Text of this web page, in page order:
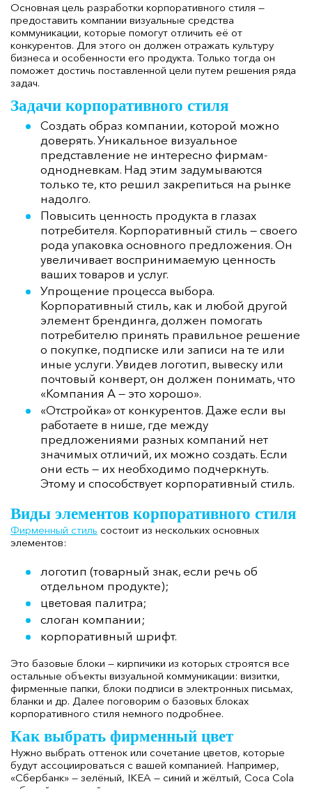
Основная цель разработки корпоративного стиля —
предоставить компании визуальные средства
коммуникации, которые помогут отличить её от
конкурентов. Для этого он должен отражать культуру
бизнеса и особенности его продукта. Только тогда он
поможет достичь поставленной цели путем решения ряда
задач.
Задачи корпоративного стиля
Создать образ компании, которой можно
доверять. Уникальное визуальное
представление не интересно фирмам-
однодневкам. Над этим задумываются
только те, кто решил закрепиться на рынке
надолго.
Повысить ценность продукта в глазах
потребителя. Корпоративный стиль — своего
рода упаковка основного предложения. Он
увеличивает воспринимаемую ценность
ваших товаров и услуг.
Упрощение процесса выбора.
Корпоративный стиль, как и любой другой
элемент брендинга, должен помогать
потребителю принять правильное решение
о покупке, подписке или записи на те или
иные услуги. Увидев логотип, вывеску или
почтовый конверт, он должен понимать, что
«Компания А — это хорошо».
«Отстройка» от конкурентов. Даже если вы
работаете в нише, где между
предложениями разных компаний нет
значимых отличий, их можно создать. Если
они есть — их необходимо подчеркнуть.
Этому и способствует корпоративный стиль.
Виды элементов корпоративного стиля
Фирменный стиль состоит из нескольких основных
элементов:
логотип (товарный знак, если речь об
отдельном продукте);
цветовая палитра;
слоган компании;
корпоративный шрифт.
Это базовые блоки — кирпичики из которых строятся все
остальные объекты визуальной коммуникации: визитки,
фирменные папки, блоки подписи в электронных письмах,
бланки и др. Далее поговорим о базовых блоках
корпоративного стиля немного подробнее.
Как выбрать фирменный цвет
Нужно выбрать оттенок или сочетание цветов, которые
будут ассоциироваться с вашей компанией. Например,
«Сбербанк» — зелёный, IKEA — синий и жёлтый, Coca Cola